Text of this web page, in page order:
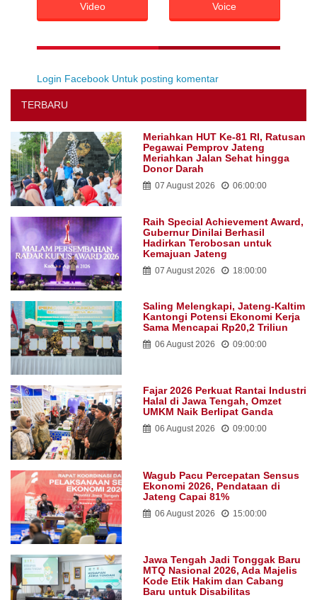
Video Voice
Login Facebook Untuk posting komentar
TERBARU
Meriahkan HUT Ke-81 RI, Ratusan
Pegawai Pemprov Jateng
Meriahkan Jalan Sehat hingga
Donor Darah
07 August 2026 06:00:00
Raih Special Achievement Award,
Gubernur Dinilai Berhasil
Hadirkan Terobosan untuk
Kemajuan Jateng
07 August 2026 18:00:00
Saling Melengkapi, Jateng-Kaltim
Kantongi Potensi Ekonomi Kerja
Sama Mencapai Rp20,2 Triliun
06 August 2026 09:00:00
Fajar 2026 Perkuat Rantai Industri
Halal di Jawa Tengah, Omzet
UMKM Naik Berlipat Ganda
06 August 2026 09:00:00
Wagub Pacu Percepatan Sensus
Ekonomi 2026, Pendataan di
Jateng Capai 81%
06 August 2026 15:00:00
Jawa Tengah Jadi Tonggak Baru
MTQ Nasional 2026, Ada Majelis
Kode Etik Hakim dan Cabang
Baru untuk Disabilitas